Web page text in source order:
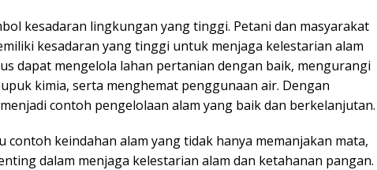
kesadaran lingkungan yang tinggi. Petani dan masyarakat
kesadaran yang tinggi untuk menjaga kelestarian alam
dapat mengelola lahan pertanian dengan baik, mengurangi
kimia, serta menghemat penggunaan air. Dengan
contoh pengelolaan alam yang baik dan berkelanjutan.
contoh keindahan alam yang tidak hanya memanjakan mata,
dalam menjaga kelestarian alam dan ketahanan pangan.